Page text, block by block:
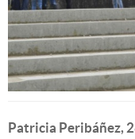
Patricia Peribáñez,